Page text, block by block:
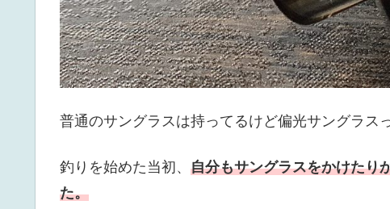
普通のサングラスは持ってるけど偏光サングラス
釣りを始めた当初、 自分もサングラスをかけたり
た。